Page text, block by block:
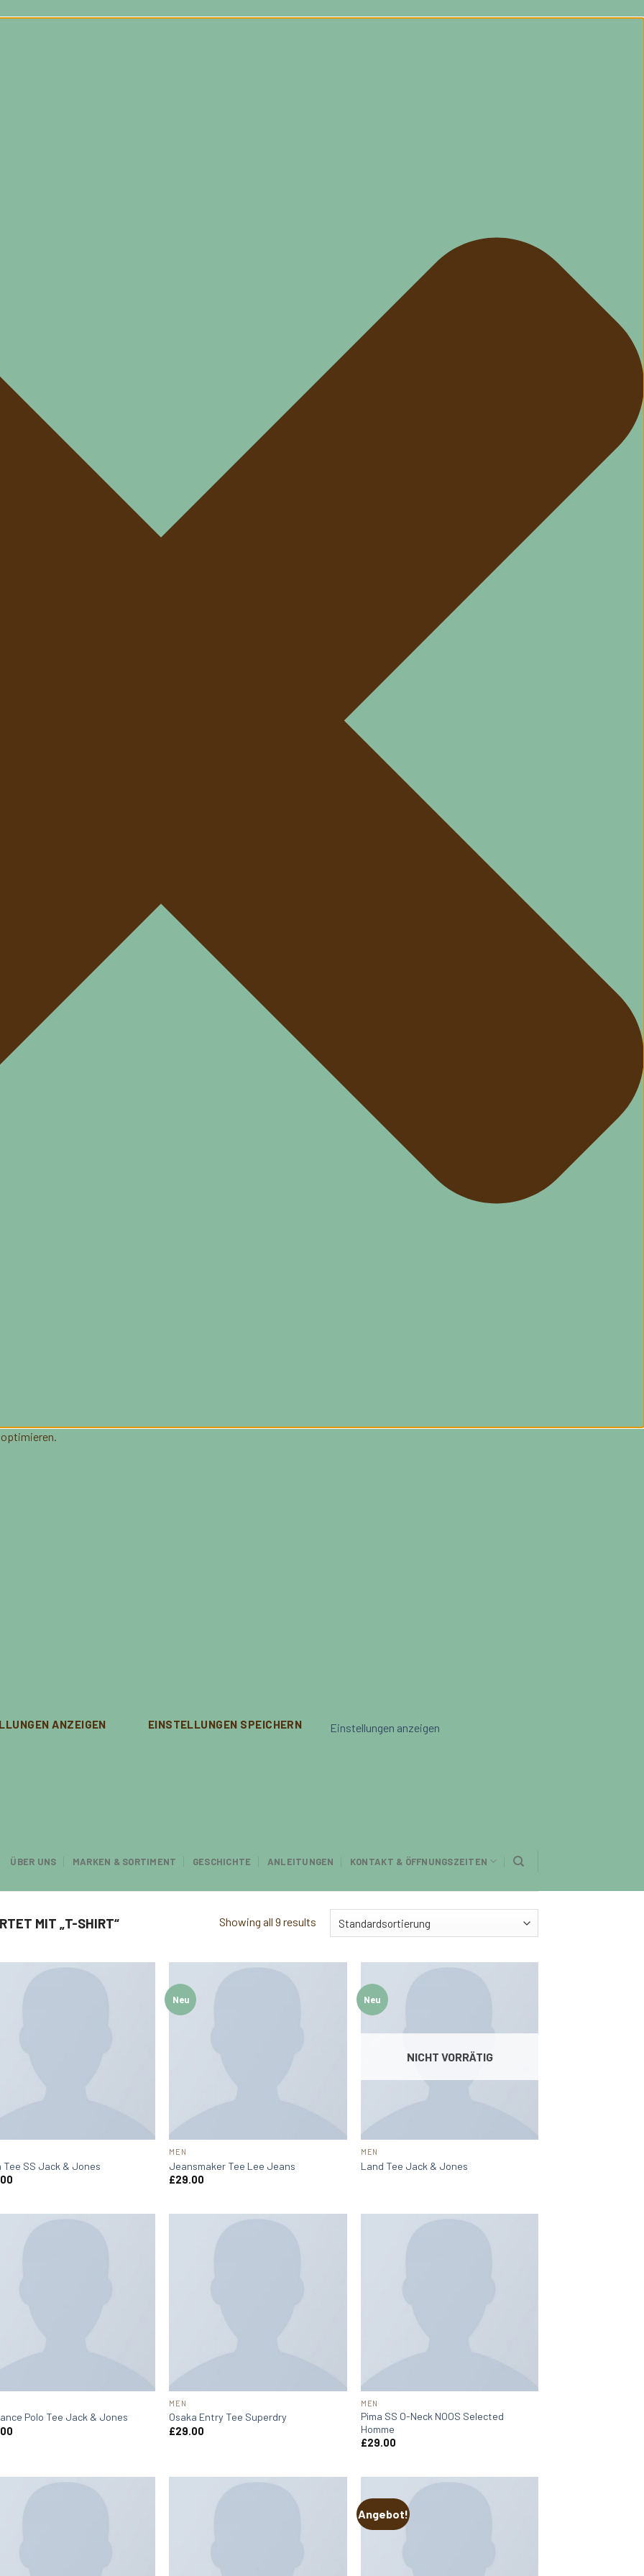
optimieren.
ANZEIGEN EINSTELLUNGEN SPEICHERN Einstellungen anzeigen
ÜBER UNS MARKEN & SORTIMENT GESCHICHTE ANLEITUNGEN KONTAKT & ÖFFNUNGSZEITEN
MIT „T-SHIRT“ Showing all 9 results
Tee SS Jack & Jones
Neu
MEN
Jeansmaker Tee Lee Jeans
£29.00
Neu
NICHT VORRÄTIG
MEN
Land Tee Jack & Jones
Polo Tee Jack & Jones
MEN
Osaka Entry Tee Superdry
£29.00
MEN
Pima SS O-Neck NOOS Selected
Homme
£29.00
Angebot!